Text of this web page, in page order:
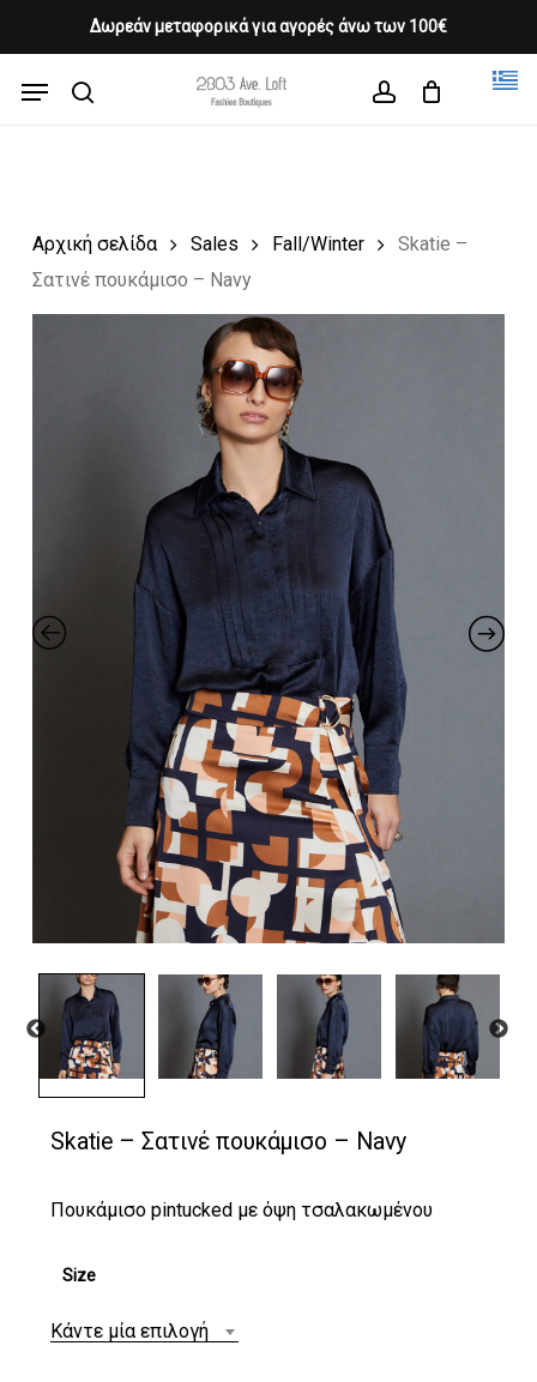
Δωρεάν μεταφορικά για αγορές άνω των 100€
content
Menu
Cart CLOSE
CART
Αρχική σελίδα Sales Fall/Winter
Skatie –
Σατινέ πουκάμισο – Navy
Skatie – Σατινέ πουκάμισο – Navy
Πουκάμισο pintucked με όψη τσαλακωμένου
Size
Κάντε μία επιλογή
Close